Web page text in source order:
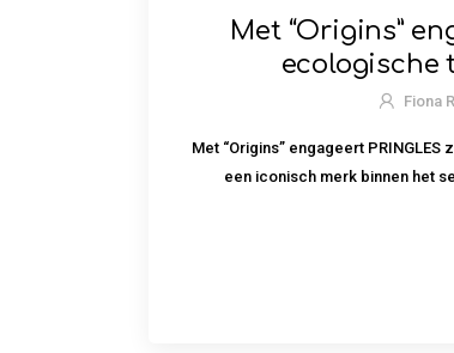
Met “Origins”
ecologische
Fiona
Met “Origins” engageert
een iconisch merk binnen het